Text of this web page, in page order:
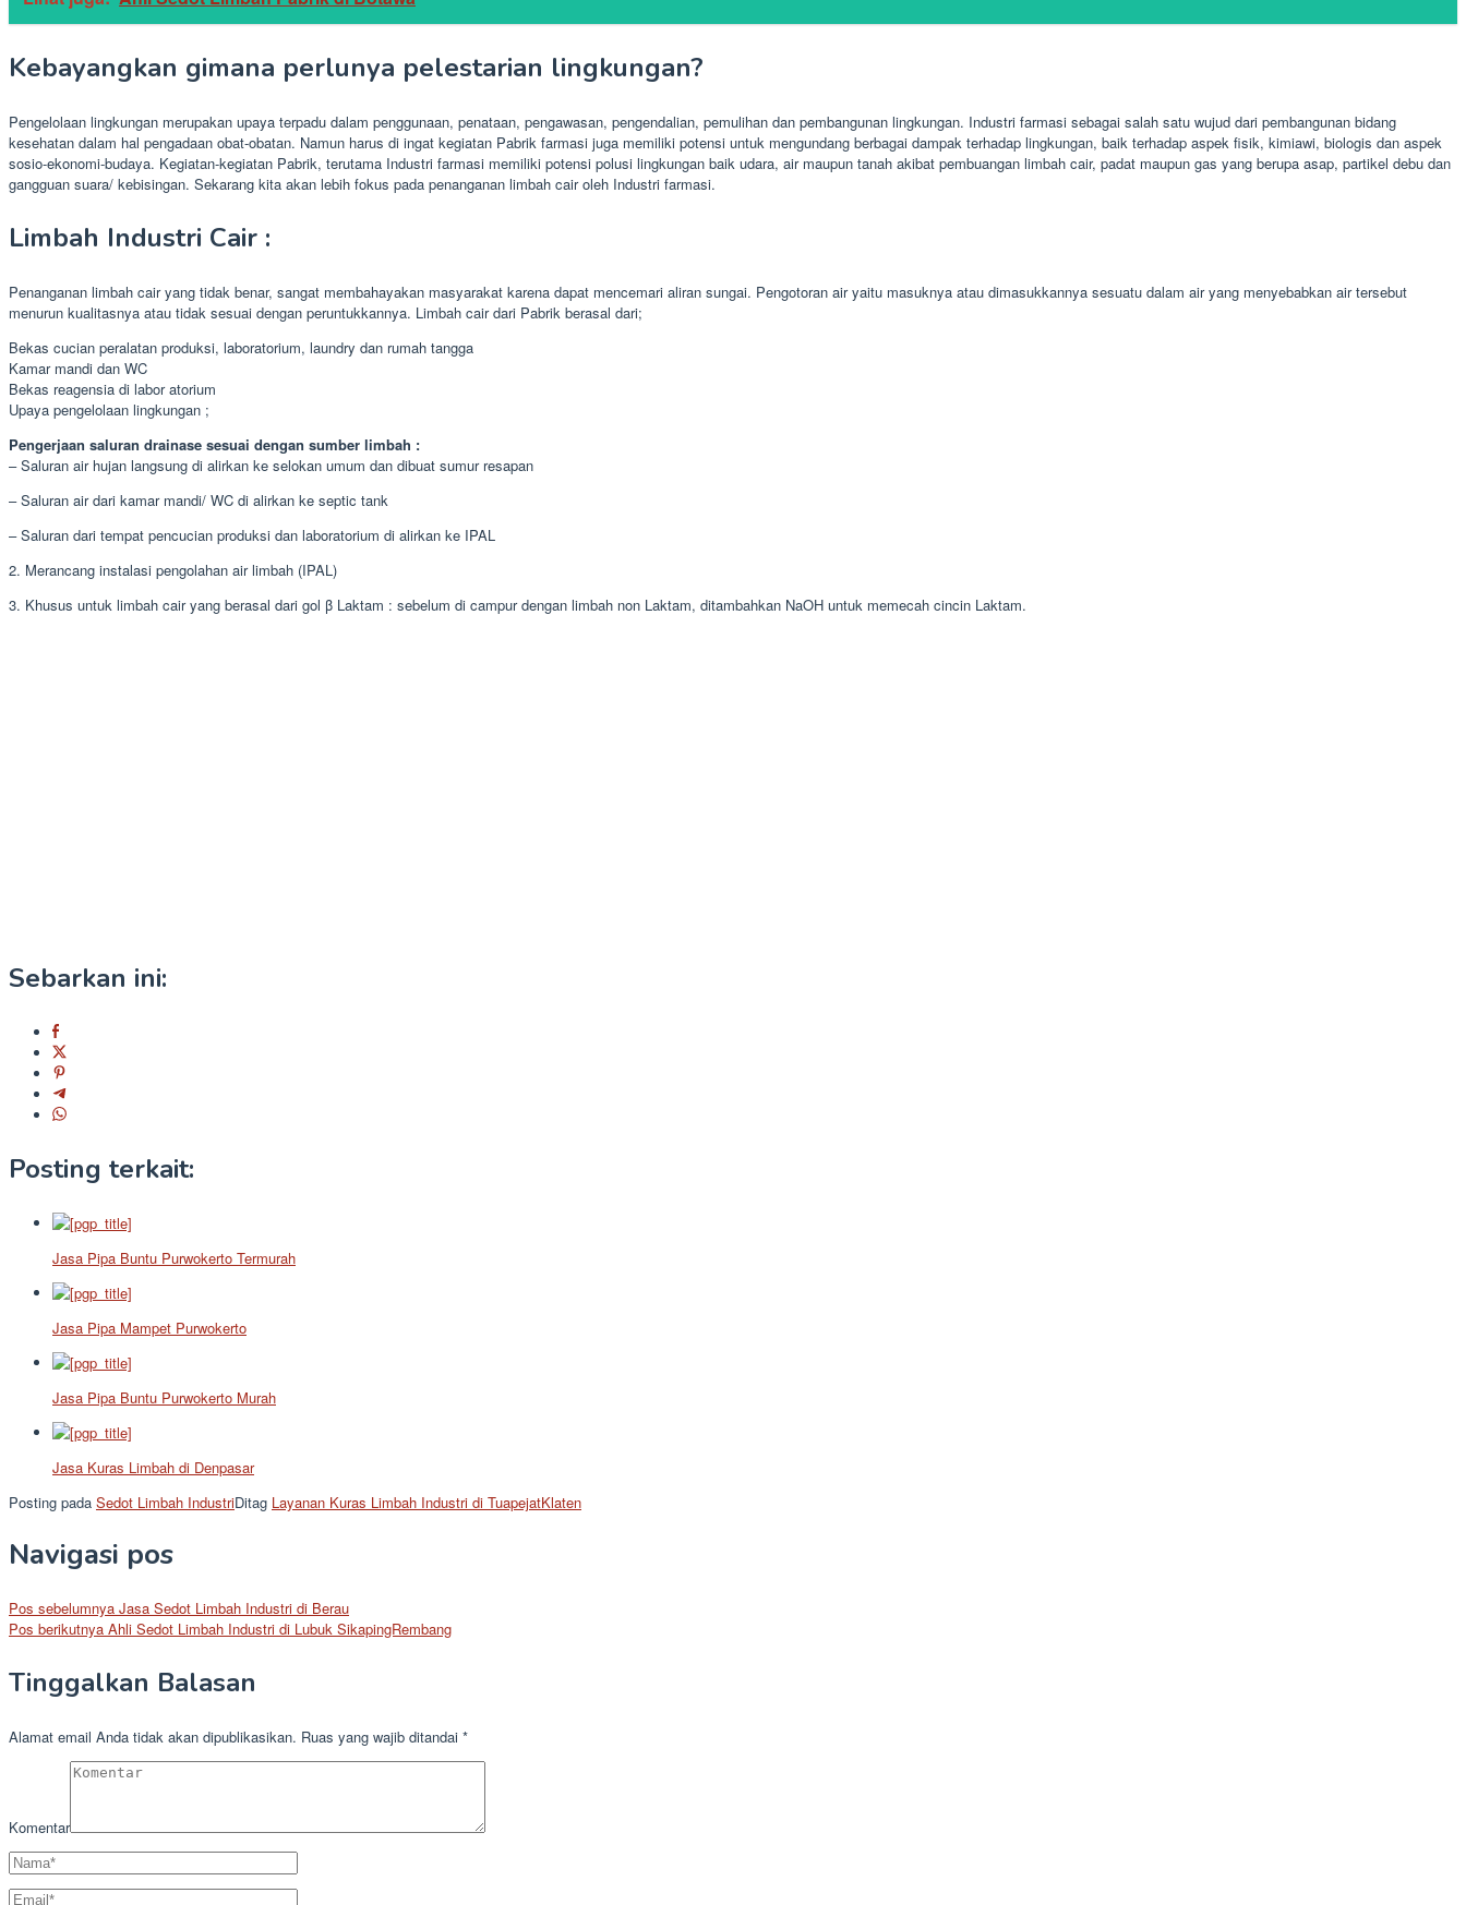
Kebayangkan gimana perlunya pelestarian lingkungan?
Pengelolaan lingkungan merupakan upaya terpadu dalam penggunaan, penataan, pengawasan, pengendalian, pemulihan dan pembangunan lingkungan. Industri farmasi sebagai salah satu wujud dari pembangunan bidang
kesehatan dalam hal pengadaan obat-obatan. Namun harus di ingat kegiatan Pabrik farmasi juga memiliki potensi untuk mengundang berbagai dampak terhadap lingkungan, baik terhadap aspek fisik, kimiawi, biologis dan aspek
sosio-ekonomi-budaya. Kegiatan-kegiatan Pabrik, terutama Industri farmasi memiliki potensi polusi lingkungan baik udara, air maupun tanah akibat pembuangan limbah cair, padat maupun gas yang berupa asap, partikel debu dan
gangguan suara/ kebisingan. Sekarang kita akan lebih fokus pada penanganan limbah cair oleh Industri farmasi.
Limbah Industri Cair :
Penanganan limbah cair yang tidak benar, sangat membahayakan masyarakat karena dapat mencemari aliran sungai. Pengotoran air yaitu masuknya atau dimasukkannya sesuatu dalam air yang menyebabkan air tersebut
menurun kualitasnya atau tidak sesuai dengan peruntukkannya. Limbah cair dari Pabrik berasal dari;
Bekas cucian peralatan produksi, laboratorium, laundry dan rumah tangga
Kamar mandi dan WC
Bekas reagensia di labor atorium
Upaya pengelolaan lingkungan ;
Pengerjaan saluran drainase sesuai dengan sumber limbah :
– Saluran air hujan langsung di alirkan ke selokan umum dan dibuat sumur resapan
– Saluran air dari kamar mandi/ WC di alirkan ke septic tank
– Saluran dari tempat pencucian produksi dan laboratorium di alirkan ke IPAL
2. Merancang instalasi pengolahan air limbah (IPAL)
3. Khusus untuk limbah cair yang berasal dari gol β Laktam : sebelum di campur dengan limbah non Laktam, ditambahkan NaOH untuk memecah cincin Laktam.
Sebarkan ini:
Posting terkait:
Jasa Pipa Buntu Purwokerto Termurah
Jasa Pipa Mampet Purwokerto
Jasa Pipa Buntu Purwokerto Murah
Jasa Kuras Limbah di Denpasar
Posting pada Sedot Limbah IndustriDitag Layanan Kuras Limbah Industri di TuapejatKlaten
Navigasi pos
Pos sebelumnya Jasa Sedot Limbah Industri di Berau
Pos berikutnya Ahli Sedot Limbah Industri di Lubuk SikapingRembang
Tinggalkan Balasan
Alamat email Anda tidak akan dipublikasikan. Ruas yang wajib ditandai *
Komentar